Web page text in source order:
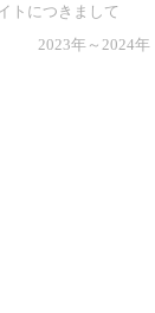
トにつきまして
2023年～2024